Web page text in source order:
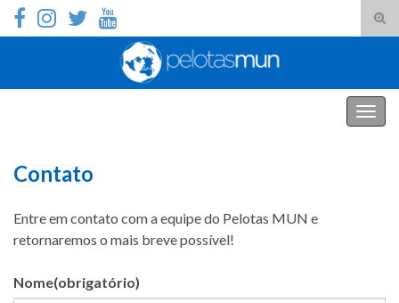
Search for:
Contato
Entre em contato com a equipe do Pelotas MUN e
retornaremos o mais breve possível!
Nome(obrigatório)